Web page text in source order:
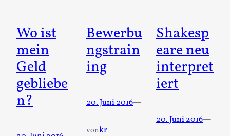
Wo ist
mein
Geld
gebliebe
n?
Bewerbu
ngstrain
ing
20. Juni 2016—
vonkr
Shakesp
eare neu
interpret
iert
20. Juni 2016—